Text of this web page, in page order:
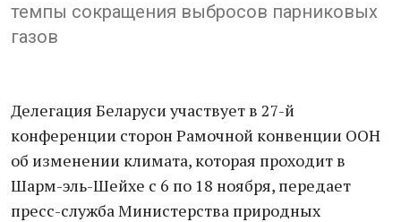
темпы сокращения выбросов парниковых
газов
Делегация Беларуси участвует в 27-й
конференции сторон Рамочной конвенции ООН
об изменении климата, которая проходит в
Шарм-эль-Шейхе с 6 по 18 ноября, передает
пресс-служба Министерства природных